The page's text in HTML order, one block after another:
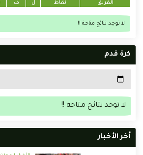
الفريق نقاط ل ف
لا توجد نتائج متاحة !!
كرة قدم
لا توجد نتائج متاحة !!
أخر الأخبار